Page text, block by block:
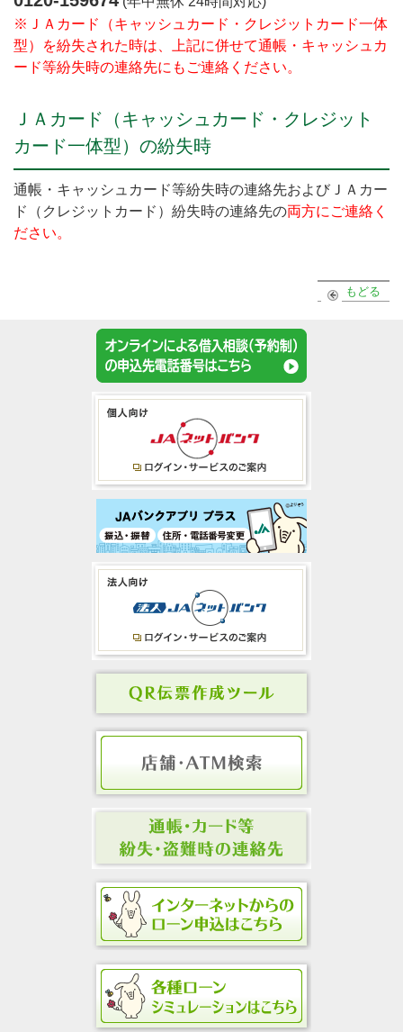
※ＪＡカード（キャッシュカード・クレジットカード一体
型）を紛失された時は、上記に併せて通帳・キャッシュカ
ード等紛失時の連絡先にもご連絡ください。
ＪＡカード（キャッシュカード・クレジット
カード一体型）の紛失時
通帳・キャッシュカード等紛失時の連絡先およびＪＡカー
ド（クレジットカード）紛失時の連絡先の両方にご連絡く
ださい。
もどる